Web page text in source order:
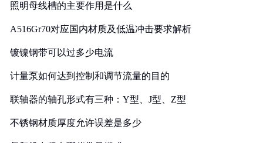
照明母线槽的主要作用是什么
A516Gr70对应国内材质及低温冲击要求解析
镀镍钢带可以过多少电流
计量泵如何达到控制和调节流量的目的
联轴器的轴孔形式有三种：Y型、J型、Z型
不锈钢材质厚度允许误差是多少